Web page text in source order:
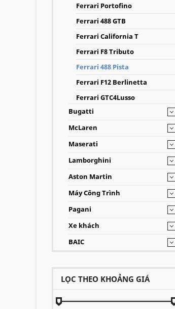
Ferrari Portofino
Ferrari 488 GTB
Ferrari California T
Ferrari F8 Tributo
Ferrari 488 Pista
Ferrari F12 Berlinetta
Ferrari GTC4Lusso
Bugatti
McLaren
Maserati
Lamborghini
Aston Martin
Máy Công Trình
Pagani
Xe khách
BAIC
LỌC THEO KHOẢNG GIÁ